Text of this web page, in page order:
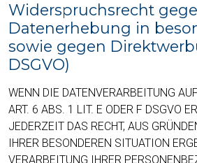
Widerspruchsrecht
Datenerhebung in
sowie gegen
DSGVO)
WENN DIE DATENVERARBEITUNG
ART. 6 ABS. 1 LIT. E ODER F DSGVO
JEDERZEIT DAS RECHT, AUS
IHRER BESONDEREN SITUATION
VERARBEITUNG IHRER